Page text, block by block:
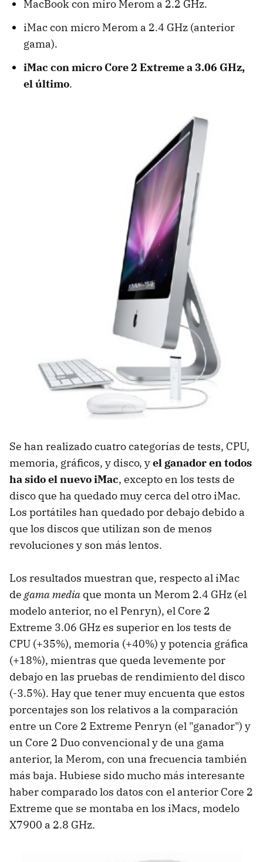
MacBook con miro Merom a 2.2 GHz.
iMac con micro Merom a 2.4 GHz (anterior
gama).
iMac con micro Core 2 Extreme a 3.06 GHz,
el último.
Se han realizado cuatro categorías de tests, CPU,
memoria, gráficos, y disco, yel ganador en todos
ha sido el nuevo iMac, excepto en los tests de
disco que ha quedado muy cerca del otro iMac.
Los portátiles han quedado por debajo debido a
que los discos que utilizan son de menos
revoluciones y son más lentos.
Los resultados muestran que, respecto al iMac
de gama media que monta un Merom 2.4 GHz (el
modelo anterior, no el Penryn), el Core 2
Extreme 3.06 GHz es superior en los tests de
CPU (+35%), memoria (+40%) y potencia gráfica
(+18%), mientras que queda levemente por
debajo en las pruebas de rendimiento del disco
(-3.5%). Hay que tener muy encuenta que estos
porcentajes son los relativos a la comparación
entre un Core 2 Extreme Penryn (el "ganador") y
un Core 2 Duo convencional y de una gama
anterior, la Merom, con una frecuencia también
más baja. Hubiese sido mucho más interesante
haber comparado los datos con el anterior Core 2
Extreme que se montaba en los iMacs, modelo
X7900 a 2.8 GHz.